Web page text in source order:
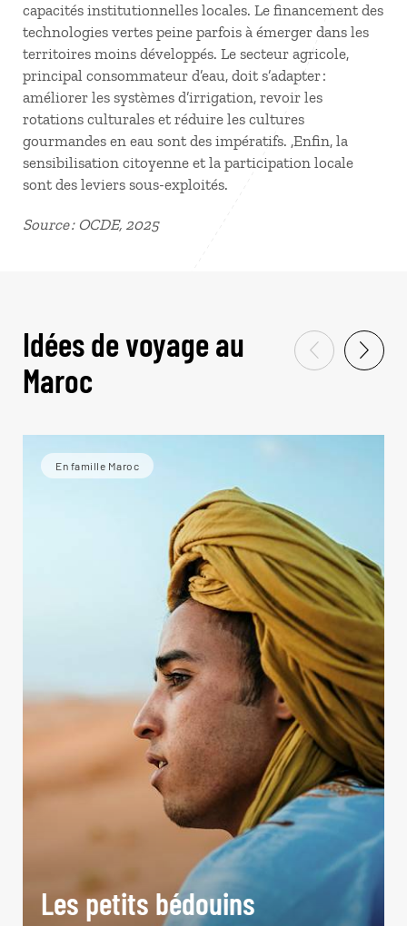
capacités institutionnelles locales. Le financement des
technologies vertes peine parfois à émerger dans les
territoires moins développés. Le secteur agricole,
principal consommateur d’eau, doit s’adapter :
améliorer les systèmes d’irrigation, revoir les
rotations culturales et réduire les cultures
gourmandes en eau sont des impératifs. ,Enfin, la
sensibilisation citoyenne et la participation locale
sont des leviers sous-exploités.
Source : OCDE, 2025
Idées de voyage au
Maroc
En famille Maroc
Les petits bédouins